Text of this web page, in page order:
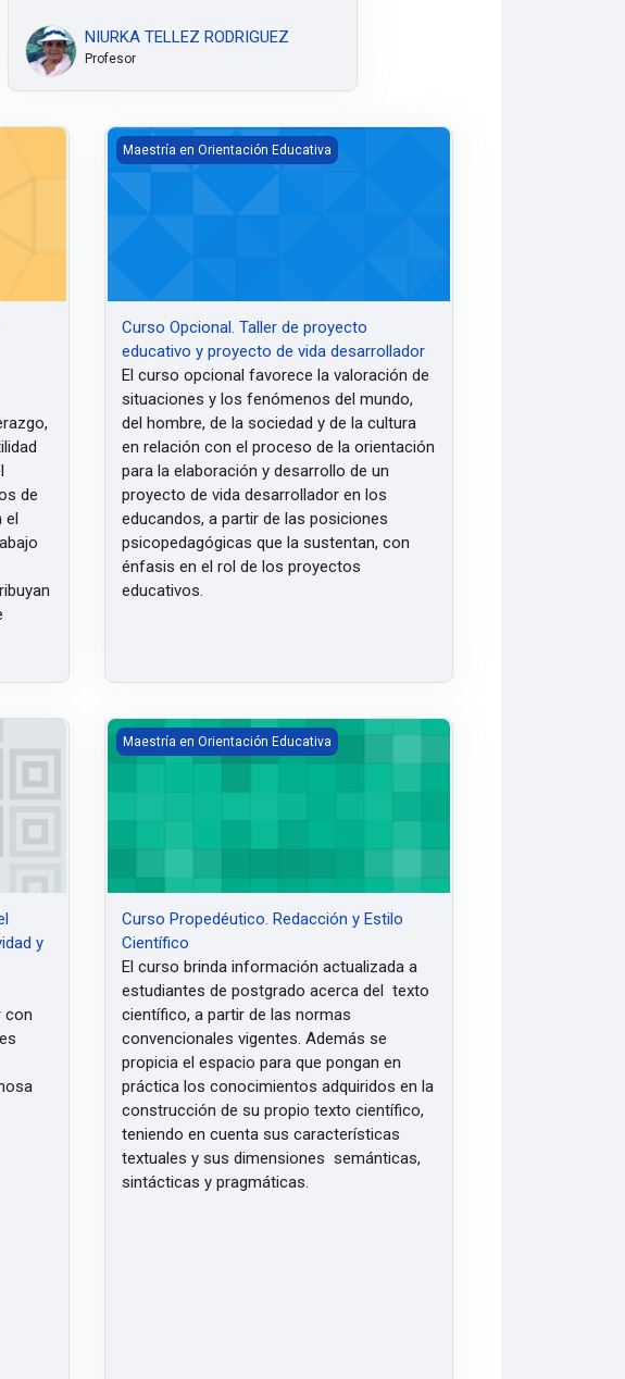
NIURKA TELLEZ RODRIGUEZ
Profesor
y liderazgo
de
el
Curso Opcional. Taller de proyecto educativo y proyecto de vida
Maestría en Orientación Educativa
Curso Opcional. Taller de proyecto
educativo y proyecto de vida desarrollador
El curso opcional favorece la valoración de
situaciones y los fenómenos del mundo,
del hombre, de la sociedad y de la cultura
en relación con el proceso de la orientación
para la elaboración y desarrollo de un
proyecto de vida desarrollador en los
educandos, a partir de las posiciones
psicopedagógicas que la sustentan, con
énfasis en el rol de los proyectos
educativos.
desde una perspectiva inclusiva.
de la inteligencia, la creatividad y el talento
y
con
Curso Propedéutico. Redacción y Estilo Científico
Maestría en Orientación Educativa
Curso Propedéutico. Redacción y Estilo
Científico
El curso brinda información actualizada a
estudiantes de postgrado acerca del texto
científico, a partir de las normas
convencionales vigentes. Además se
propicia el espacio para que pongan en
práctica los conocimientos adquiridos en la
construcción de su propio texto científico,
teniendo en cuenta sus características
textuales y sus dimensiones semánticas,
sintácticas y pragmáticas.